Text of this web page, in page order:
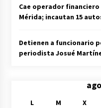
Cae operador
Mérida; incautan 15
Detienen a funcionario
periodista Josué
L M X